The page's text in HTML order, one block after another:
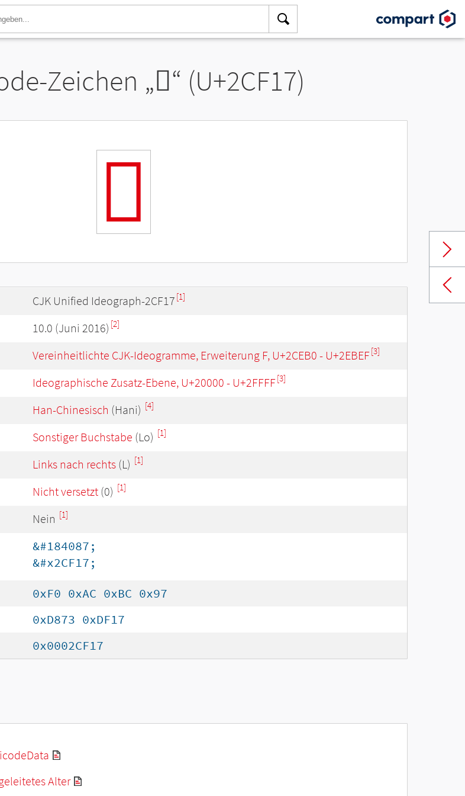
Zeichen „𬼗“ (U+2CF17)
𬼗
CJK Unified Ideograph-2CF17 [1]
10.0 (Juni 2016) [2]
Vereinheitlichte CJK-Ideogramme, Erweiterung F, U+2CEB0 - U+2EBEF[3]
Ideographische Zusatz-Ebene, U+20000 - U+2FFFF[3]
Han-Chinesisch (Hani) [4]
Sonstiger Buchstabe (Lo) [1]
Links nach rechts (L) [1]
Nicht versetzt (0) [1]
Nein [1]
&#184087;
&#x2CF17;
0xF0 0xAC 0xBC 0x97
0xD873 0xDF17
0x0002CF17
Alter